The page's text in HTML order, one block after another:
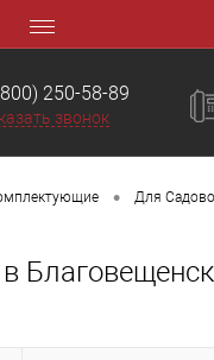
250-58-89
звонок
• Для